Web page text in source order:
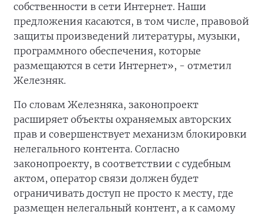
собственности в сети Интернет. Наши
предложения касаются, в том числе, правовой
защиты произведений литературы, музыки,
программного обеспечения, которые
размещаются в сети Интернет», - отметил
Железняк.
По словам Железняка, законопроект
расширяет объекты охраняемых авторских
прав и совершенствует механизм блокировки
нелегального контента. Согласно
законопроекту, в соответствии с судебным
актом, оператор связи должен будет
ограничивать доступ не просто к месту, где
размещен нелегальный контент, а к самому